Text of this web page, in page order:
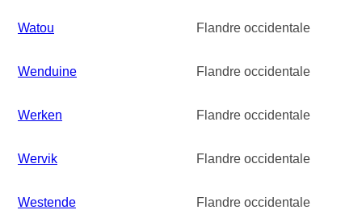
Watou Flandre occidentale
Wenduine Flandre occidentale
Werken Flandre occidentale
Wervik Flandre occidentale
Westende Flandre occidentale